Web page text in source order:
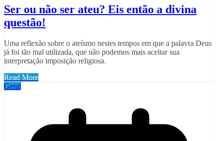
Ser ou não ser ateu? Eis então a divina
questão!
Uma reflexão sobre o ateísmo nestes tempos em que a palavra Deus
já foi tão mal utilizada, que não podemos mais aceitar sua
interpretação imposição religiosa.
Read More
Geral